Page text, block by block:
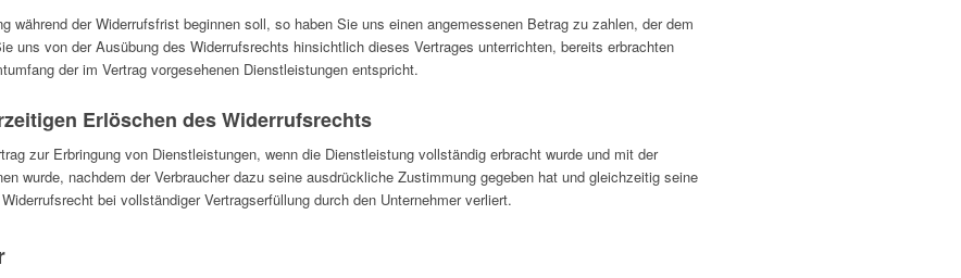
während der Widerrufsfrist beginnen soll, so haben Sie uns einen angemessenen Betrag zu zahlen, der dem
uns von der Ausübung des Widerrufsrechts hinsichtlich dieses Vertrages unterrichten, bereits erbrachten
der im Vertrag vorgesehenen Dienstleistungen entspricht.
Erlöschen des Widerrufsrechts
zur Erbringung von Dienstleistungen, wenn die Dienstleistung vollständig erbracht wurde und mit der
wurde, nachdem der Verbraucher dazu seine ausdrückliche Zustimmung gegeben hat und gleichzeitig seine
bei vollständiger Vertragserfüllung durch den Unternehmer verliert.